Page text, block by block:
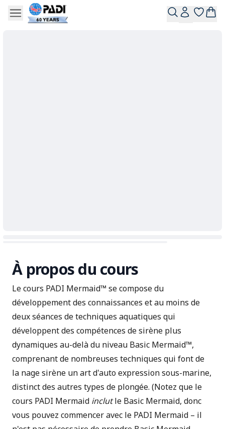
À propos du cours
Le cours PADI Mermaid™ se compose du
développement des connaissances et au moins de
deux séances de techniques aquatiques qui
développent des compétences de sirène plus
dynamiques au-delà du niveau Basic Mermaid™,
comprenant de nombreuses techniques qui font de
la nage sirène un art d'auto expression sous-marine,
distinct des autres types de plongée. (Notez que le
cours PADI Mermaid inclutle Basic Mermaid, donc
vous pouvez commencer avec le PADI Mermaid – il